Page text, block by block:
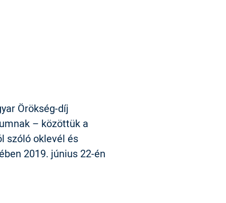
Örökség-díj
– közöttük a
szóló oklevél és
2019. június 22-én